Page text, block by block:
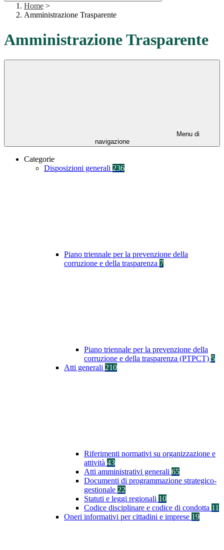
Home >
Amministrazione Trasparente
Amministrazione Trasparente
Menu di
navigazione
Categorie
Disposizioni generali 236
Piano triennale per la prevenzione della
corruzione e della trasparenza 7
Piano triennale per la prevenzione della
corruzione e della trasparenza (PTPCT) 5
Atti generali 210
Riferimenti normativi su organizzazione e
attività 43
Atti amministrativi generali 65
Documenti di programmazione strategico-
gestionale 22
Statuti e leggi regionali 10
Codice disciplinare e codice di condotta 11
Oneri informativi per cittadini e imprese 19